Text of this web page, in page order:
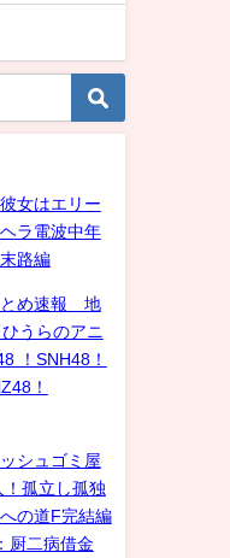
女はエリー
ラ電波中年
路編
とめ速報 地
うらのアニ
！SNH48！
！
シュゴミ屋
孤立し孤独
の道F完結編
厨二病借金